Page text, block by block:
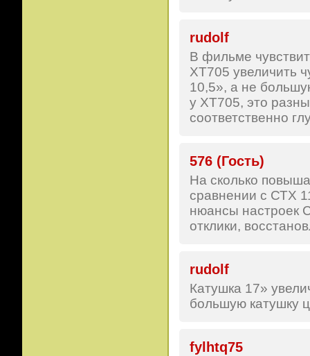
rudolf
В фильме
ХТ705 увеличить
10,5», а не
у ХТ705, это
соответственно
576 (Гость)
На сколько
сравнении с СТХ
нюансы настроек
отклики,
rudolf
Катушка 17»
большую катушку
fylhtq75